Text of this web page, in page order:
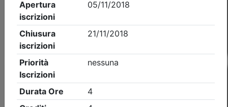
Nessun risultato per i parametri inseriti
Esito della ricerca eventi formativi